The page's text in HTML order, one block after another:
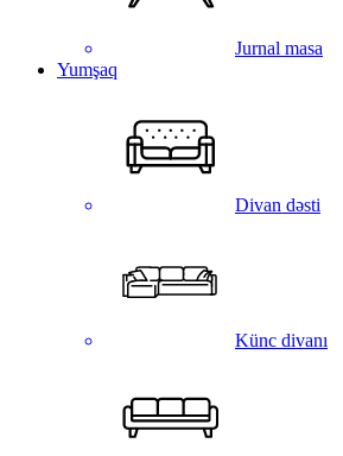
Jurnal masa
Yumşaq
Divan dəsti
Künc divanı